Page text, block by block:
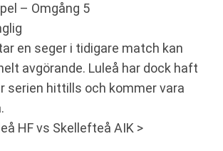
– Omgång 5
en seger i tidigare match kan
avgörande. Luleå har dock haft
serien hittills och kommer vara
HF vs Skellefteå AIK >